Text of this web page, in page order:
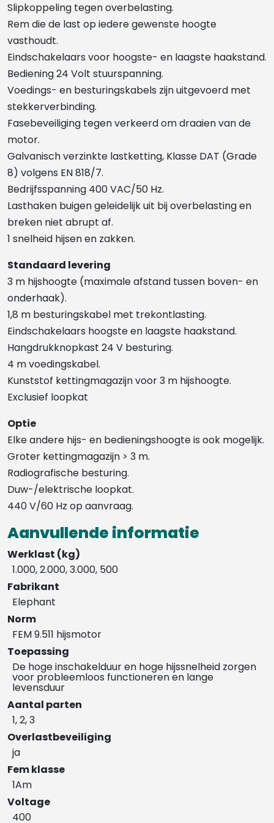
Slipkoppeling tegen overbelasting.
Rem die de last op iedere gewenste hoogte
vasthoudt.
Eindschakelaars voor hoogste- en laagste haakstand.
Bediening 24 Volt stuurspanning.
Voedings- en besturingskabels zijn uitgevoerd met
stekkerverbinding.
Fasebeveiliging tegen verkeerd om draaien van de
motor.
Galvanisch verzinkte lastketting, Klasse DAT (Grade
8) volgens EN 818/7.
Bedrijfsspanning 400 VAC/50 Hz.
Lasthaken buigen geleidelijk uit bij overbelasting en
breken niet abrupt af.
1 snelheid hijsen en zakken.
Standaard levering
3 m hijshoogte (maximale afstand tussen boven- en
onderhaak).
1,8 m besturingskabel met trekontlasting.
Eindschakelaars hoogste en laagste haakstand.
Hangdrukknopkast 24 V besturing.
4 m voedingskabel.
Kunststof kettingmagazijn voor 3 m hijshoogte.
Exclusief loopkat
Optie
Elke andere hijs- en bedieningshoogte is ook mogelijk.
Groter kettingmagazijn > 3 m.
Radiografische besturing.
Duw-/elektrische loopkat.
440 V/60 Hz op aanvraag.
Aanvullende informatie
Werklast (kg)
1.000, 2.000, 3.000, 500
Fabrikant
Elephant
Norm
FEM 9.511 hijsmotor
Toepassing
De hoge inschakelduur en hoge hijssnelheid zorgen
voor probleemloos functioneren en lange
levensduur
Aantal parten
1, 2, 3
Overlastbeveiliging
ja
Fem klasse
1Am
Voltage
400